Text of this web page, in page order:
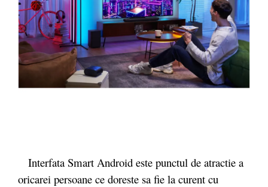
Interfata Smart Android este punctul de atractie a
oricarei persoane ce doreste sa fie la curent cu